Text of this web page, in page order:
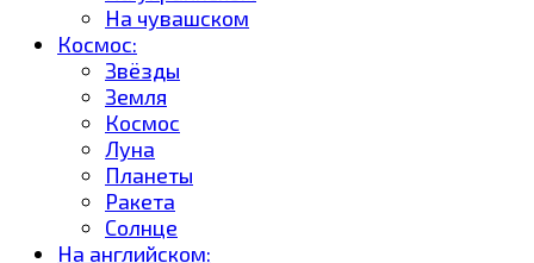
На чувашском
Космос:
Звёзды
Земля
Космос
Луна
Планеты
Ракета
Солнце
На английском: